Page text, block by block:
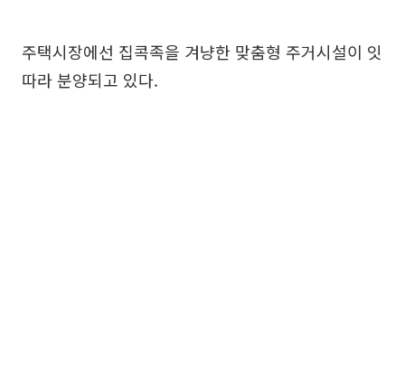
주택시장에선 집콕족을 겨냥한 맞춤형 주거시설이 잇
따라 분양되고 있다.